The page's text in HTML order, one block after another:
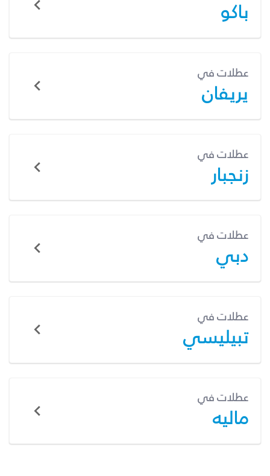
باكو
عطلات في
يريفان
عطلات في
زنجبار
عطلات في
دبي
عطلات في
تبيليسي
عطلات في
ماليه